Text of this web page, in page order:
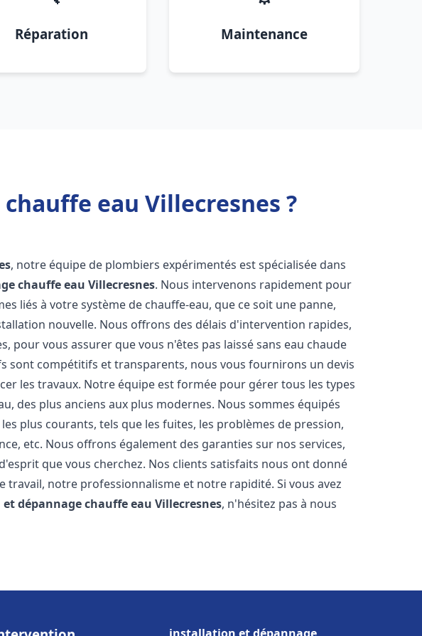
Réparation Maintenance
eau Villecresnes ?
, notre équipe de plombiers expérimentés est spécialisée dans
chauffe eau Villecresnes. Nous intervenons rapidement pour
liés à votre système de chauffe-eau, que ce soit une panne,
nouvelle. Nous offrons des délais d'intervention rapides,
pour vous assurer que vous n'êtes pas laissé sans eau chaude
sont compétitifs et transparents, nous vous fournirons un devis
les travaux. Notre équipe est formée pour gérer tous les types
des plus anciens aux plus modernes. Nous sommes équipés
plus courants, tels que les fuites, les problèmes de pression,
etc. Nous offrons également des garanties sur nos services,
que vous cherchez. Nos clients satisfaits nous ont donné
travail, notre professionnalisme et notre rapidité. Si vous avez
dépannage chauffe eau Villecresnes, n'hésitez pas à nous